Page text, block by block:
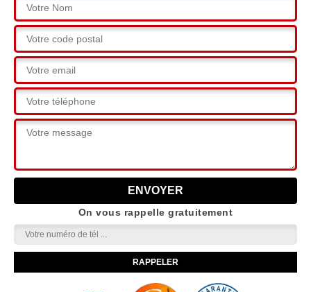
On vous rappelle gratuitement